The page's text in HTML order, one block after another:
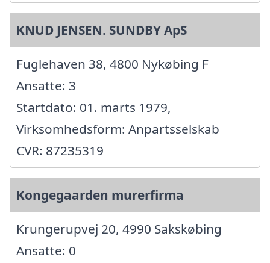
KNUD JENSEN. SUNDBY ApS
Fuglehaven 38, 4800 Nykøbing F
Ansatte: 3
Startdato: 01. marts 1979,
Virksomhedsform: Anpartsselskab
CVR: 87235319
Kongegaarden murerfirma
Krungerupvej 20, 4990 Sakskøbing
Ansatte: 0